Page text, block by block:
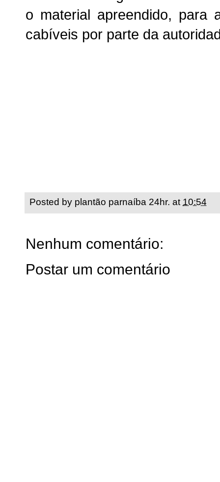
o material apreendido, para
cabíveis por parte da
Posted by plantão parnaíba 24hr. at 10:54
Nenhum comentário:
Postar um comentário